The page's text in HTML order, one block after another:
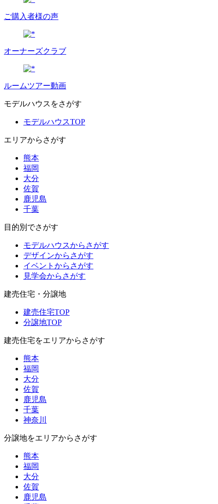
ご購入者様の声
オーナーズクラブ
ルームツアー動画
モデルハウスをさがす
モデルハウスTOP
エリアからさがす
熊本
福岡
大分
佐賀
鹿児島
千葉
目的別でさがす
モデルハウスからさがす
デザインからさがす
イベントからさがす
見学会からさがす
建売住宅・分譲地
建売住宅TOP
分譲地TOP
建売住宅をエリアからさがす
熊本
福岡
大分
佐賀
鹿児島
千葉
神奈川
分譲地をエリアからさがす
熊本
福岡
大分
佐賀
鹿児島